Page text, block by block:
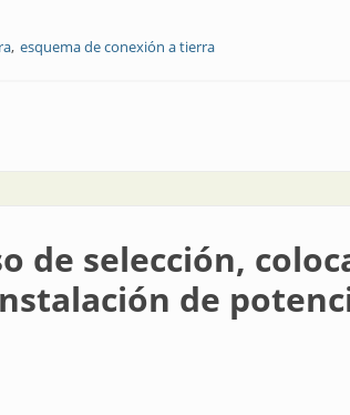
esquema de conexión a tierra
y funcionalidad en alumbrado de vías y
de selección,
de